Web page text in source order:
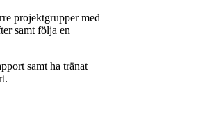
projektgrupper med
samt följa en
samt ha tränat